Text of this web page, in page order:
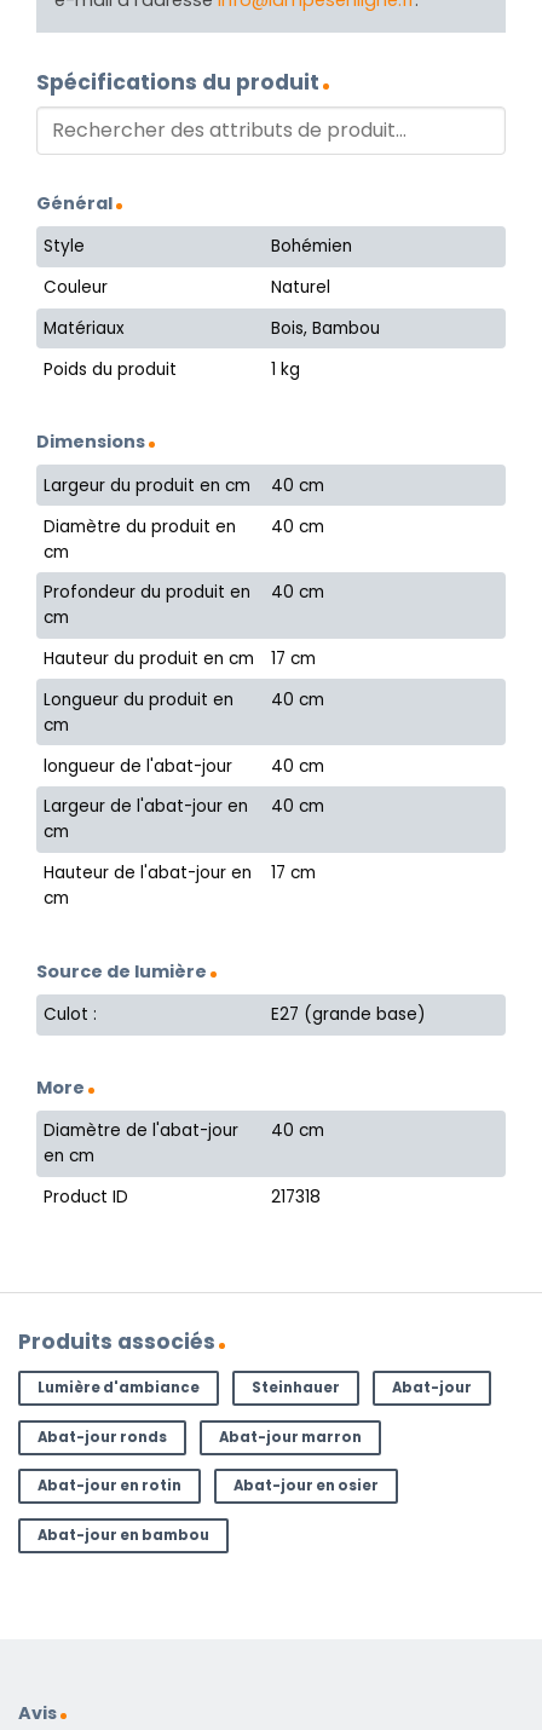
Spécifications du produit
Général
Style
Bohémien
Couleur
Naturel
Matériaux
Bois, Bambou
Poids du produit
1 kg
Dimensions
Largeur du produit en cm
40 cm
Diamètre du produit en
cm
40 cm
Profondeur du produit en
cm
40 cm
Hauteur du produit en cm
17 cm
Longueur du produit en
cm
40 cm
longueur de l'abat-jour
40 cm
Largeur de l'abat-jour en
cm
40 cm
Hauteur de l'abat-jour en
cm
17 cm
Source de lumière
Culot : E27 (grande base)
More
Diamètre de l'abat-jour
en cm
40 cm
Product ID 217318
Produits associés
Lumière d'ambiance Steinhauer Abat-jour
Abat-jour ronds Abat-jour marron
Abat-jour en rotin Abat-jour en osier
Abat-jour en bambou
Avis